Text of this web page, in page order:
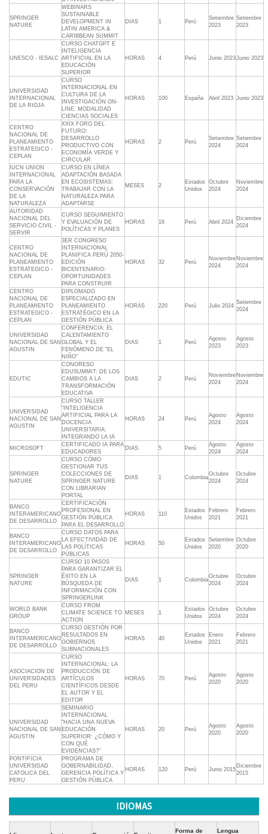
SPRINGER
NATURE
WEBINARS
SUSTAINABLE
DEVELOPMENT IN
LATIN AMERICA &
CARIBBEAN SUMMIT
DIAS 1 Perú
Setiembre
2023
Setiembre
2023
UNESCO - IESALC
CURSO CHATGPT E
INTELIGENCIA
ARTIFICIAL EN LA
EDUCACIÓN
SUPERIOR
HORAS 4 Perú Junio 2023Junio 2023
UNIVERSIDAD
INTERNACIONAL
DE LA RIOJA
CURSO
INTERNACIONAL EN
CULTURA DE LA
INVESTIGACIÓN ON-
LINE. MODALIDAD
CIENCIAS SOCIALES
HORAS 100 España Abril 2023 Junio 2023
CENTRO
NACIONAL DE
PLANEAMIENTO
ESTRATEGICO -
CEPLAN
XXIX FORO DEL
FUTURO:
DESARROLLO
PRODUCTIVO CON
ECONOMÍA VERDE Y
CIRCULAR
HORAS 2 Perú
Setiembre
2024
Setiembre
2024
IUCN UNION
INTERNACIONAL
PARA LA
CONSERVACIÓN
DE LA
NATURALEZA
CURSO EN LÍNEA
ADAPTACIÓN BASADA
EN ECOSISTEMAS:
TRABAJAR CON LA
NATURALEZA PARA
ADAPTARSE
MESES 2
Estados
Unidos
Octubre
2024
Noviembre
2024
AUTORIDAD
NACIONAL DEL
SERVICIO CIVIL -
SERVIR
CURSO SEGUIMIENTO
Y EVALUACIÓN DE
POLÍTICAS Y PLANES
HORAS 16 Perú Abril 2024
Diciembre
2024
CENTRO
NACIONAL DE
PLANEAMIENTO
ESTRATEGICO -
CEPLAN
3ER CONGRESO
INTERNACIONAL
PLANIFICA PERÚ 2050-
EDICIÓN
BICENTENARIO:
OPORTUNIDADES
PARA CONSTRUIR
HORAS 32 Perú
Noviembre
2024
Noviembre
2024
CENTRO
NACIONAL DE
PLANEAMIENTO
ESTRATEGICO -
CEPLAN
DIPLOMADO
ESPECIALIZADO EN
PLANEAMIENTO
ESTRATÉGICO EN LA
GESTIÓN PÚBLICA
HORAS 220 Perú Julio 2024
Setiembre
2024
UNIVERSIDAD
NACIONAL DE SAN
AGUSTIN
CONFERENCIA: EL
CALENTAMIENTO
GLOBAL Y EL
FENÓMENO DE "EL
NIÑO"
DIAS 1 Perú
Agosto
2023
Agosto
2023
EDUTIC
CONGRESO
EDUSUMMIT: DE LOS
CAMBIOS A LA
TRANSFORMACIÓN
EDUCATIVA
DIAS 2 Perú
Noviembre
2024
Noviembre
2024
UNIVERSIDAD
NACIONAL DE SAN
AGUSTIN
CURSO TALLER
"INTELIGENCIA
ARTIFICIAL PARA LA
DOCENCIA
UNIVERSITARIA:
INTEGRANDO LA IA
HORAS 24 Perú
Agosto
2024
Agosto
2024
MICROSOFT
CERTIFICADO IA PARA
EDUCADORES
DIAS 5 Perú
Agosto
2024
Agosto
2024
SPRINGER
NATURE
CURSO CÓMO
GESTIONAR TUS
COLECCIONES DE
SPRINGER NATURE
CON LIBRARIAN
PORTAL
DIAS 1 Colombia
Octubre
2024
Octubre
2024
BANCO
INTERAMERICANO
DE DESARROLLO
CERTIFICACIÓN
PROFESIONAL EN
GESTIÓN PÚBLICA
PARA EL DESARROLLO
HORAS 110
Estados
Unidos
Febrero
2021
Febrero
2021
BANCO
INTERAMERICANO
DE DESARROLLO
CURSO DATOS PARA
LA EFECTIVIDAD DE
LAS POLÍTICAS
PÚBLICAS
HORAS 50
Estados
Unidos
Setiembre
2020
Octubre
2020
SPRINGER
NATURE
CURSO 10 PASOS
PARA GARANTIZAR EL
ÉXITO EN LA
BÚSQUEDA DE
INFORMACIÓN CON
SPRINGERLINK
DIAS 1 Colombia
Octubre
2024
Octubre
2024
WORLD BANK
GROUP
CURSO FROM
CLIMATE SCIENCE TO
ACTION
MESES 1
Estados
Unidos
Octubre
2024
Octubre
2024
BANCO
INTERAMERICANO
DE DESARROLLO
CURSO GESTIÓN POR
RESULTADOS EN
GOBIERNOS
SUBNACIONALES
HORAS 40
Estados
Unidos
Enero
2021
Febrero
2021
ASOCIACION DE
UNIVERSIDADES
DEL PERU
CURSO
INTERNACIONAL: LA
PRODUCCIÓN DE
ARTÍCULOS
CIENTÍFICOS DESDE
EL AUTOR Y EL
EDITOR
HORAS 70 Perú
Agosto
2020
Agosto
2020
UNIVERSIDAD
NACIONAL DE SAN
AGUSTIN
SEMINARIO
INTERNACIONAL
"HACIA UNA NUEVA
EDUCACIÓN
SUPERIOR: ¿CÓMO Y
CON QUÉ
EVIDENCIAS?"
HORAS 20 Perú
Agosto
2020
Agosto
2020
PONTIFICIA
UNIVERSIDAD
CATOLICA DEL
PERU
PROGRAMA DE
GOBERNABILIDAD,
GERENCIA POLÍTICA Y
GESTIÓN PÚBLICA
HORAS 120 Perú Junio 2015
Diciembre
2015
IDIOMAS
Forma de Lengua